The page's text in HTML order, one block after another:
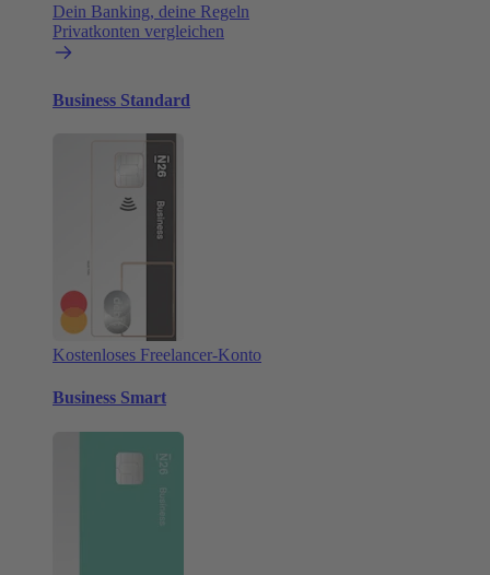
Dein Banking, deine Regeln
Privatkonten vergleichen
Business Standard
Kostenloses Freelancer-Konto
Business Smart